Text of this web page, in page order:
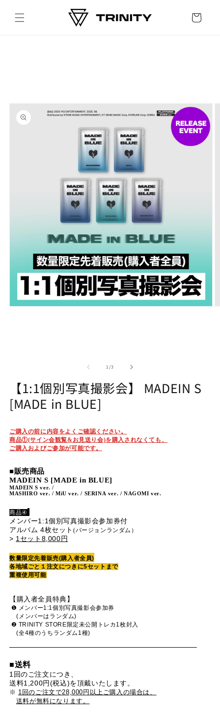
content
Cart
1/of
3
【1:1個別写真撮影会】 MADEIN S
[MADE in BLUE]
ご購入の前に内容をよくご確認ください。
商品①(サイン会観覧&お見送り会)を購入されなくても、
ご購入およびご参加が可能です。
■販売商品
MADEIN S [MADE in BLUE]
MADEIN S ver. /
MASHIRO ver. / MiU ver. / SERINA ver. / NAGOMI ver.
商品④
メンバー1:1個別写真撮影会参加券付
アルバム 4枚セット (バージョンランダム）
> 1セット8,000円
数量限定先着販売(購入者全員)
各地域ごと１注文につきに5セットまで
重複使用可能
【購入者全員特典】
❶ メンバー1:1個別写真撮影会参加券
( メンバーはランダム)
❷ TRINITY STORE限定未公開トレカ 1枚封入
(全4種のうちランダム 1 種)
■送料
1回のご注文につき、
送料1,200円(税込)を頂戴いたします。
※ 1回のご注文で28,000円以上ご購入の場合は、
送料が無料になります。